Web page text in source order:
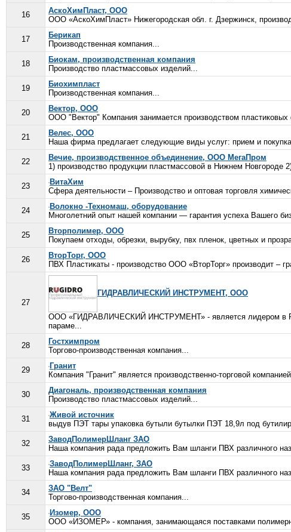
16
АскоХимПласт, ООО
ООО «АскоХимПласт» Нижегородская обл. г. Дзержинск,
17
Берикап
Производственная компания...
18
Биокам, производственная компания
Производство пластмассовых изделий...
19
Биохимпласт
Производственная компания...
20
Вектор, ООО
ООО "Вектор" Компания занимается производством пластиковых
21
Велес, ООО
Наша фирма предлагает следующие виды услуг: прием и
22
Вечие, производственное объединение, ООО МегаПром
1) производство продукции пластмассовой в Нижнем Новгороде
23
ВитаХим
Сфера деятельности – Производство и оптовая торговля
24
Волокно -Техномаш, оборудование
Многолетний опыт нашей компании — гарантия успеха Вашего
25
Вторполимер, ООО
Покупаем отходы, обрезки, вырубку, пвх пленок, цветных и
26
ВторТорг, ООО
ПВХ Пластикаты - производство ООО «ВторТорг» производит –
27
ГИДРАВЛИЧЕСКИЙ ИНСТРУМЕНТ, ООО
ООО «ГИДРАВЛИЧЕСКИЙ ИНСТРУМЕНТ» - является лидером в
параме...
28
Гостхимпром
Торгово-производственная компания...
29
Гранит
Компания "Гранит" является производственно-торговой
30
Диагональ, производственная компания
Производство пластмассовых изделий...
31
Живой источник
выдув ПЭТ тары упаковка бутыли бутылки ПЭТ 18,9л под
32
ЗаводПолимерШланг ЗАО
Наша компания рада предложить Вам шланги ПВХ различного
33
ЗаводПолимерШланг, ЗАО
Наша компания рада предложить Вам шланги ПВХ различного
34
ЗАО "Велт"
Торгово-производственная компания...
35
Изомер, ООО
ООО «ИЗОМЕР» - компания, занимающаяся поставками